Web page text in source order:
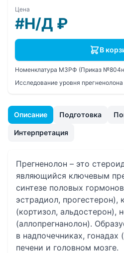
Описание Подготовка
Интерпретация
Прегненолон – это
являющийся ключевым
синтезе половых
эстрадиол, прогестерон),
(кортизол, альдостерон),
(аллопрегнанолон).
в надпочечниках, гонадах
печени и головном мозге.
Цена
#Н/Д ₽
В
Номенклатура МЗРФ (Приказ
Исследование уровня прегненолона